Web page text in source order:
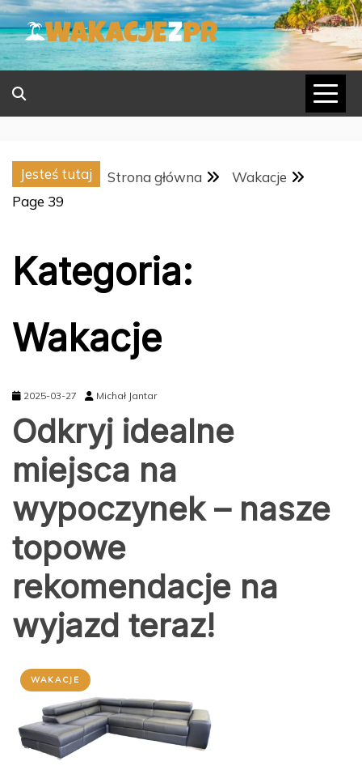
Skip
to
content
Jesteś tutaj Strona główna
Wakacje
Page 39
Kategoria:
Wakacje
2025-03-27 Michał Jantar
Odkryj idealne
miejsca na
wypoczynek – nasze
topowe
rekomendacje na
wyjazd teraz!
WAKACJE